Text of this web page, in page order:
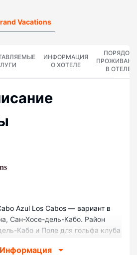
Vacations
ИНФОРМАЦИЯ
О ХОТЕЛЕ
ПОРЯДОК
В ОТЕЛЕ
Azul Los Cabos — вариант в
Сан-Хосе-дель-Кабо. Район
Кабо и Поле для гольфа клуба
пляжем — вариант с